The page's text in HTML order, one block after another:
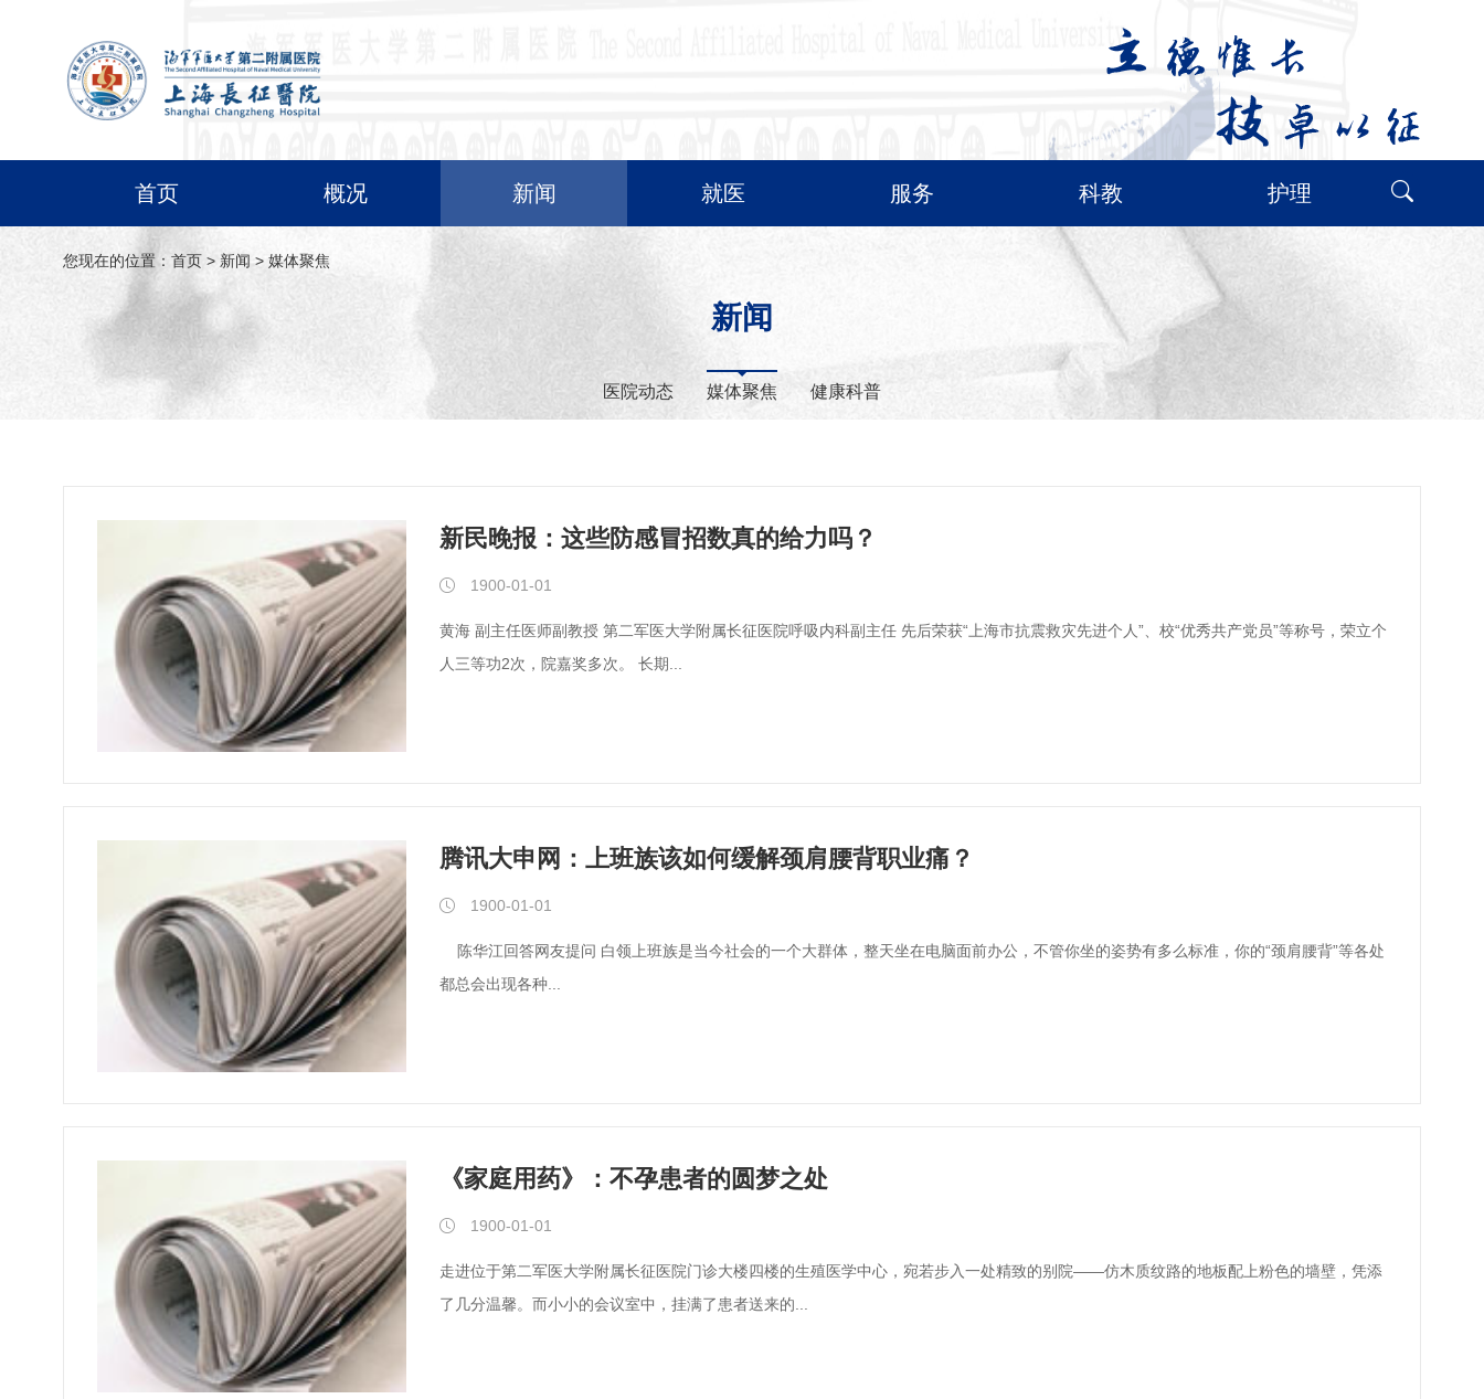
首页 概况 新闻 就医 服务 科教 护理
您现在的位置： 首页 > 新闻> 媒体聚焦
新闻
医院动态 媒体聚焦 健康科普
新民晚报：这些防感冒招数真的给力吗？
1900-01-01
黄海 副主任医师副教授 第二军医大学附属长征医院呼吸内科副主任 先后荣获“上海市抗震救灾先进个人”、校“优秀共产党员”等称号，荣立个
人三等功2次，院嘉奖多次。 长期...
腾讯大申网：上班族该如何缓解颈肩腰背职业痛？
1900-01-01
陈华江回答网友提问 白领上班族是当今社会的一个大群体，整天坐在电脑面前办公，不管你坐的姿势有多么标准，你的“颈肩腰背”等各处
都总会出现各种...
《家庭用药》：不孕患者的圆梦之处
1900-01-01
走进位于第二军医大学附属长征医院门诊大楼四楼的生殖医学中心，宛若步入一处精致的别院——仿木质纹路的地板配上粉色的墙壁，凭添
了几分温馨。而小小的会议室中，挂满了患者送来的...